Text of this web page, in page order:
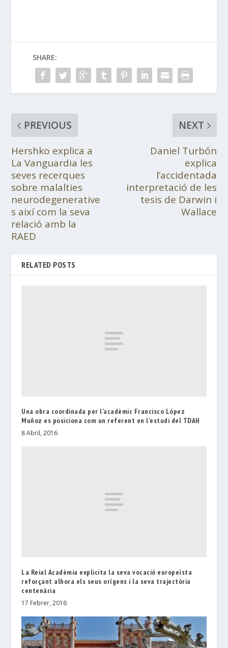
SHARE:
PREVIOUS
Hershko explica a
La Vanguardia les
seves recerques
sobre malalties
neurodegenerative
s així com la seva
relació amb la
RAED
NEXT
Daniel Turbón
explica
l’accidentada
interpretació de les
tesis de Darwin i
Wallace
RELATED POSTS
Una obra coordinada per l’acadèmic Francisco López
Muñoz es posiciona com un referent en l’estudi del TDAH
8 Abril, 2016
La Reial Acadèmia explicita la seva vocació europeïsta
reforçant alhora els seus orígens i la seva trajectòria
centenària
17 Febrer, 2016